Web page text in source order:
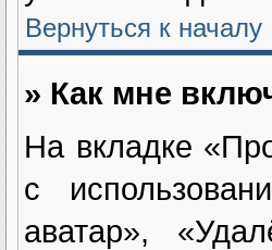
Вернуться к началу
» Как мне
На вкладке
с
аватар»,